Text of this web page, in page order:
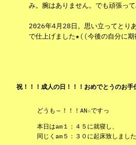
み。腕はありません。でも頑張って
2026年4月28日。思い立ってとり
で仕上げました★((今後の自分に
祝！！！成人の日！！！おめでとうのお手
どうも～！！！AN☆ですっ
本日はam１：４５に就寝し、
同じくam５：３０に起床致しました